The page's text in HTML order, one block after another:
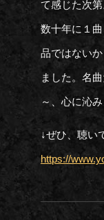
て感じた次
数十年に１
品ではない
ました。名
～、心に沁
↓ぜひ、聴い
https://